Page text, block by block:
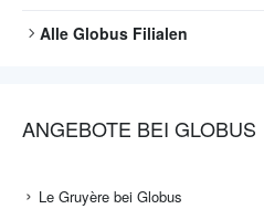
Alle Globus Filialen
ANGEBOTE BEI GLOBUS
Le Gruyère bei Globus